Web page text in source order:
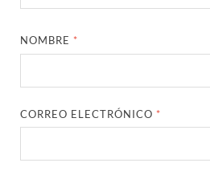
NOMBRE *
CORREO ELECTRÓNICO *